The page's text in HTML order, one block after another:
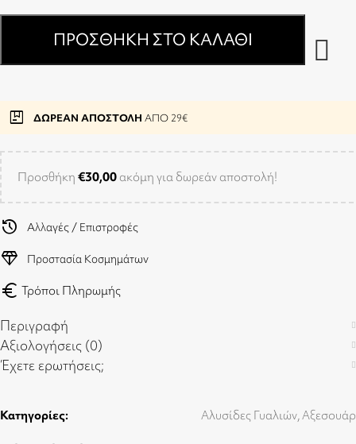
ΠΡΟΣΘΉΚΗ ΣΤΟ ΚΑΛΆΘΙ
package ΔΩΡΕΑΝ ΑΠΟΣΤΟΛΗ ΑΠΟ 29€
Προσθήκη €30,00 ακόμη για δωρεάν αποστολή!
history Αλλαγές / Επιστροφές
diamond Προστασία Κοσμημάτων
euro Τρόποι Πληρωμής
Περιγραφή
Αξιολογήσεις (0)
Έχετε ερωτήσεις;
Κατηγορίες: Αλυσίδες Γυαλιών,Αξεσουάρ